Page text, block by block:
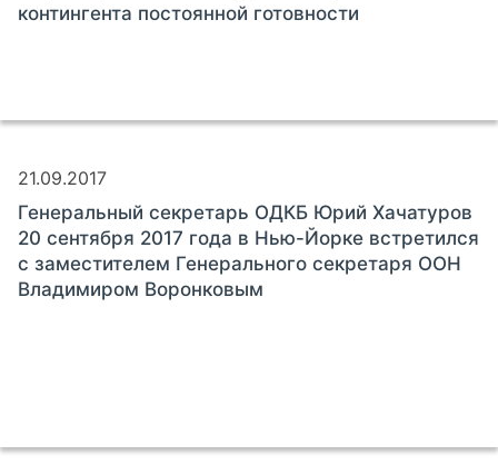
контингента постоянной готовности
21.09.2017
Генеральный секретарь ОДКБ Юрий Хачатуров
20 сентября 2017 года в Нью-Йорке встретился
с заместителем Генерального секретаря ООН
Владимиром Воронковым